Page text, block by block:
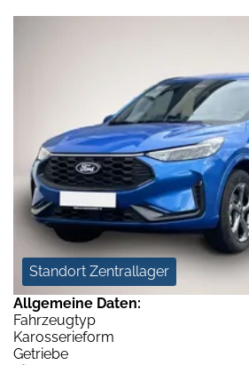
Standort Zentrallager
Allgemeine Daten:
Fahrzeugtyp
Karosserieform
Getriebe